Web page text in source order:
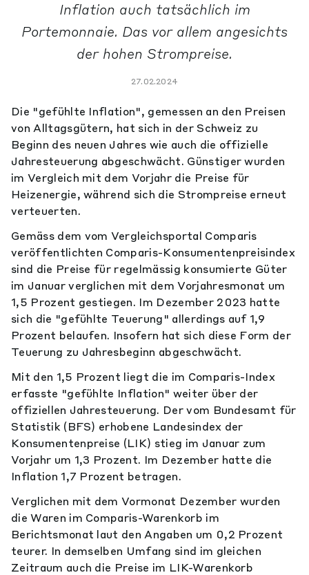
Inflation auch tatsächlich im
Portemonnaie. Das vor allem angesichts
der hohen Strompreise.
27.02.2024
Die "gefühlte Inflation", gemessen an den Preisen
von Alltagsgütern, hat sich in der Schweiz zu
Beginn des neuen Jahres wie auch die offizielle
Jahresteuerung abgeschwächt. Günstiger wurden
im Vergleich mit dem Vorjahr die Preise für
Heizenergie, während sich die Strompreise erneut
verteuerten.
Gemäss dem vom Vergleichsportal Comparis
veröffentlichten Comparis-Konsumentenpreisindex
sind die Preise für regelmässig konsumierte Güter
im Januar verglichen mit dem Vorjahresmonat um
1,5 Prozent gestiegen. Im Dezember 2023 hatte
sich die "gefühlte Teuerung" allerdings auf 1,9
Prozent belaufen. Insofern hat sich diese Form der
Teuerung zu Jahresbeginn abgeschwächt.
Mit den 1,5 Prozent liegt die im Comparis-Index
erfasste "gefühlte Inflation" weiter über der
offiziellen Jahresteuerung. Der vom Bundesamt für
Statistik (BFS) erhobene Landesindex der
Konsumentenpreise (LIK) stieg im Januar zum
Vorjahr um 1,3 Prozent. Im Dezember hatte die
Inflation 1,7 Prozent betragen.
Verglichen mit dem Vormonat Dezember wurden
die Waren im Comparis-Warenkorb im
Berichtsmonat laut den Angaben um 0,2 Prozent
teurer. In demselben Umfang sind im gleichen
Zeitraum auch die Preise im LIK-Warenkorb